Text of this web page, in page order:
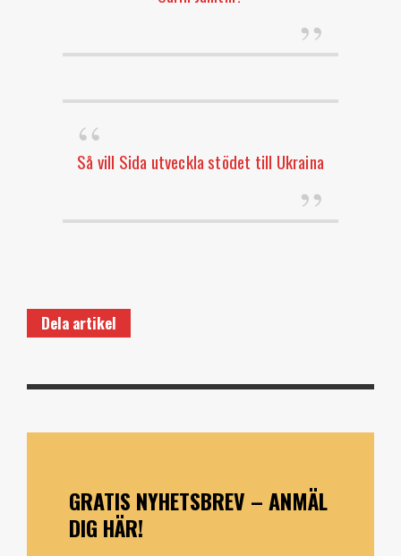
Så vill Sida utveckla stödet till Ukraina
Dela artikel
GRATIS NYHETSBREV – ANMÄL
DIG HÄR!